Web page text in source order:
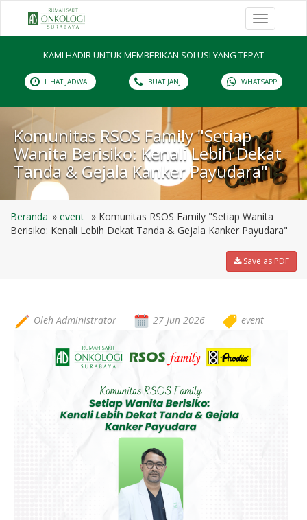
Toggle
navigation
KAMI HADIR UNTUK MEMBERIKAN SOLUSI YANG TEPAT
LIHAT JADWAL BUAT JANJI WHATSAPP
Komunitas RSOS Family "Setiap
Wanita Berisiko: Kenali Lebih Dekat
Tanda & Gejala Kanker Payudara"
Beranda event
Komunitas RSOS Family "Setiap Wanita
Berisiko: Kenali Lebih Dekat Tanda & Gejala Kanker Payudara"
Save as PDF
Oleh Administrator 27 Jun 2026 event